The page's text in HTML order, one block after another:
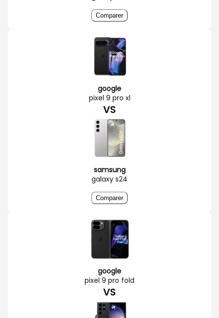
Comparer
google
pixel 9 pro xl
VS
samsung
galaxy s24
Comparer
google
pixel 9 pro fold
VS